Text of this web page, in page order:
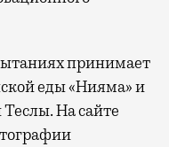
принимает
еды «Нияма» и
На сайте